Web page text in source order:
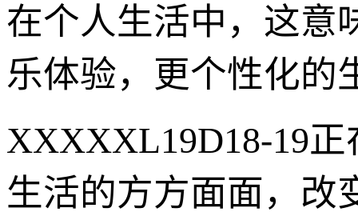
在个人生活中，这意
乐体验，更个性化的
XXXXXL19D18-19
生活的方方面面，改